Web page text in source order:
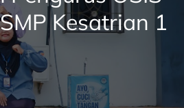
Kesatrian 1